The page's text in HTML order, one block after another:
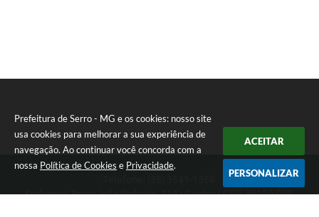
Prefeitura de Serro - MG e os cookies: nosso site
usa cookies para melhorar a sua experiência de
navegação. Ao continuar você concorda com a
nossa Política de Cookies e Privacidade.
ACEITAR
PERSONALIZAR
Endereço: Praça João Pinheiro, 154 - Centro | CEP: 39150-000